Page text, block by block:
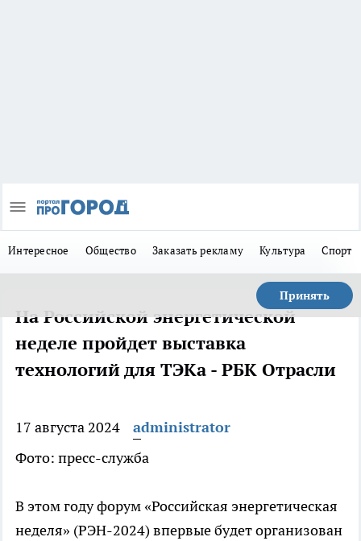
Интересное Общество Заказать рекламу Культура Спорт
Принять
На Российской энергетической
неделе пройдет выставка
технологий для ТЭКа - РБК Отрасли
17 августа 2024
administrator
Фото: пресс-служба
В этом году форум «Российская энергетическая
неделя» (РЭН-2024) впервые будет организован